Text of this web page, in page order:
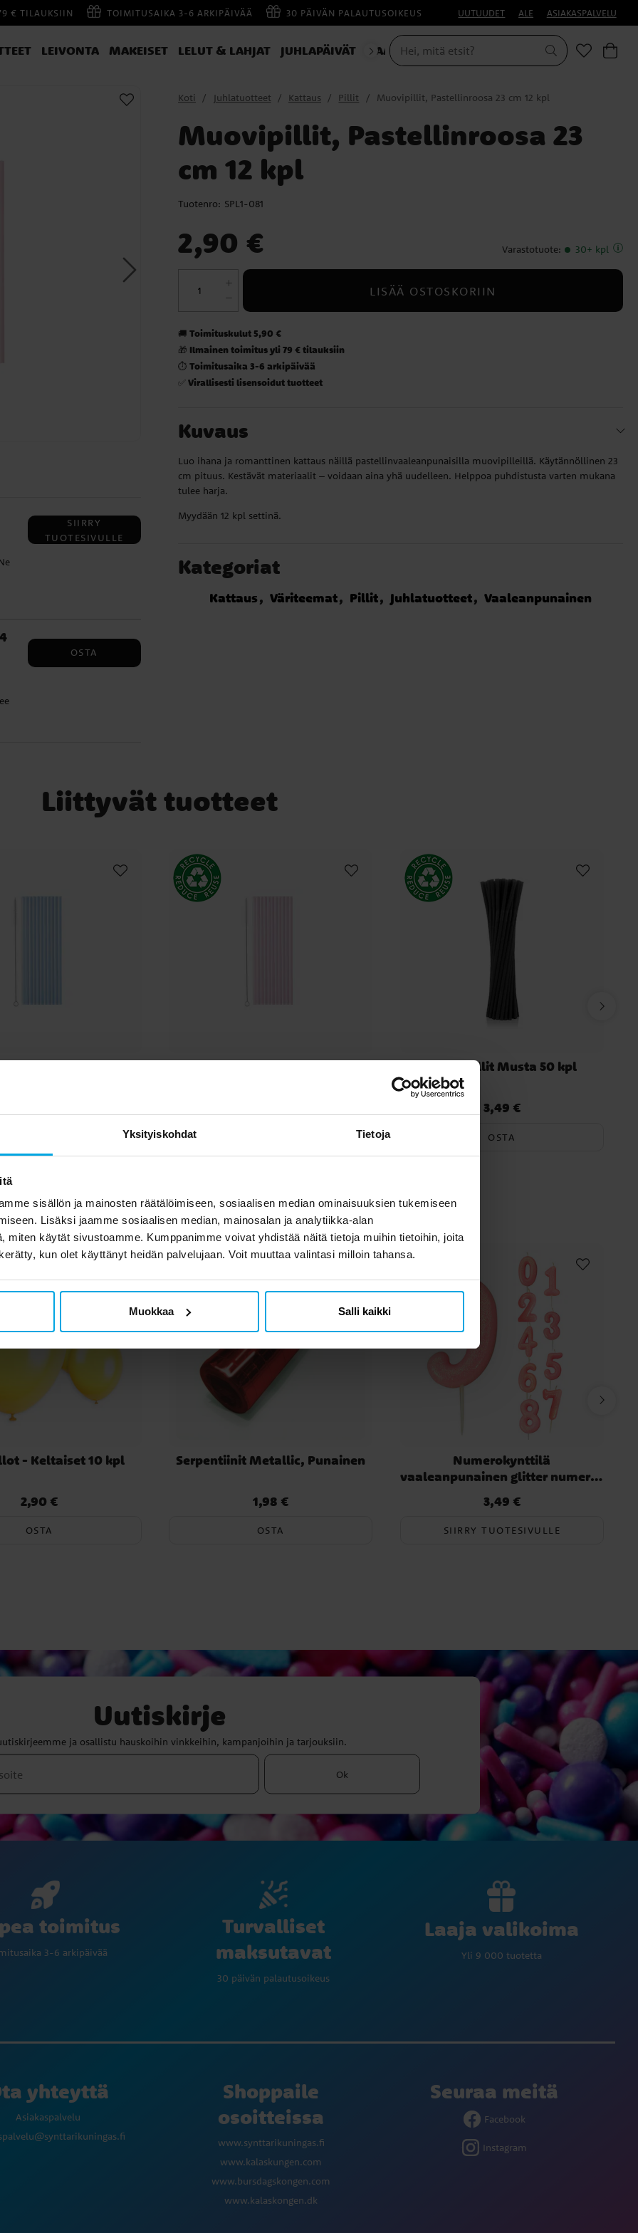
Yksityiskohdat Tietoja
sisällön ja mainosten räätälöimiseen, sosiaalisen median ominaisuuksien tukemiseen
Lisäksi jaamme sosiaalisen median, mainosalan ja analytiikka-alan
miten käytät sivustoamme. Kumppanimme voivat yhdistää näitä tietoja muihin tietoihin, joita
kun olet käyttänyt heidän palvelujaan. Voit muuttaa valintasi milloin tahansa.
Muokkaa Salli kaikki
€ TILAUKSIIN TOIMITUSAIKA 3-6 ARKIPÄIVÄÄ 30 PÄIVÄN PALAUTUSOIKEUS UUTUUDET ALE ASIAKASPALVELU
LEIVONTA MAKEISET LELUT & LAHJAT JUHLAPÄIVÄT NAAMIAISET
SIIRRY
TUOTESIVULLE
OSTA
Koti Juhlatuotteet Kattaus Pillit Muovipillit, Pastellinroosa 23 cm 12 kpl
Muovipillit, Pastellinroosa 23
cm 12 kpl
Tuotenro: SPL1-081
2,90 € Varastotuote: 30+ kpl
LISÄÄ OSTOSKORIIN
🚚Toimituskulut 5,90 €
🎁 Ilmainen toimitus yli 79 € tilauksiin
⏱️Toimitusaika 3-6 arkipäivää
✅Virallisesti lisensoidut tuotteet
Kuvaus
Luo ihana ja romanttinen kattaus näillä pastellinvaaleanpunaisilla muovipilleillä. Käytännöllinen 23
cm pituus. Kestävät materiaalit – voidaan aina yhä uudelleen. Helppoa puhdistusta varten mukana
tulee harja.
Myydään 12 kpl settinä.
Kategoriat
Kattaus Väriteemat Pillit Juhlatuotteet Vaaleanpunainen
Liittyvät tuotteet
Muovipillit Musta 50 kpl
Hinta:3,49 €
3,49 €
OSTA
asiakkaat ostivat myös
- Keltaiset 10 kpl
Hinta:2,90 €
2,90 €
OSTA
Serpentiinit Metallic, Punainen
Hinta:1,98 €
1,98 €
OSTA
Numerokynttilä
vaaleanpunainen glitter numerot
Hinta:3,49 €
3,49 €
SIIRRY TUOTESIVULLE
Uutiskirje
ja osallistu hauskoihin vinkkeihin, kampanjoihin ja tarjouksiin.
Ok
toimitus
3-6 arkipäivää
Turvalliset
maksutavat
30 päivän palautusoikeus
Laaja valikoima
Yli 9 000 tuotetta
yhteyttä
Asiakaspalvelu
Shoppaile
osoitteissa
www.synttarikuningas.fi
www.kalaskungen.com
www.bursdagskongen.com
www.kalaskongen.dk
Seuraa meitä
Facebook
Instagram